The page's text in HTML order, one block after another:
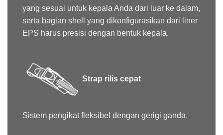
yang sesuai untuk kepala Anda dari luar ke dalam,
serta bagian shell yang dikonfigurasikan dari liner
EPS harus presisi dengan bentuk kepala.
Strap rilis cepat
Sistem pengikat fleksibel dengan gerigi ganda.